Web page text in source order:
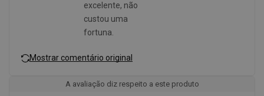
excelente, não
custou uma
fortuna.
Mostrar comentário original
A avaliação diz respeito a este produto